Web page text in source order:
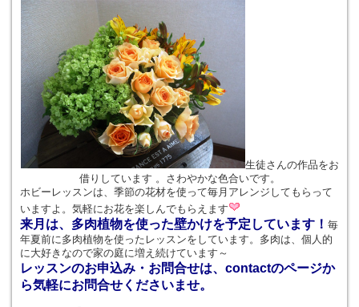
生徒さんの作品をお
借りしています 。さわやかな色合いです。
ホビーレッスンは、季節の花材を使って毎月アレンジしてもらって
いますよ。気軽にお花を楽しんでもらえます
来月は、多肉植物を使った壁かけを予定しています！ 毎
年夏前に多肉植物を使ったレッスンをしています。多肉は、個人的
に大好きなので家の庭に増え続けています～
レッスンのお申込み・お問合せは、contactのページか
ら気軽にお問合せくださいませ。